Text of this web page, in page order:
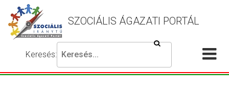
SZOCIÁLIS ÁGAZATI PORTÁL
Keresés:
Írja
be
Keresés
beállítások